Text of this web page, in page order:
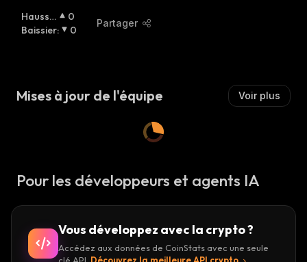
Haussie
R:
0
Baissier: 0
Partager
Mises à jour de l'équipe Voir plus
Pour les développeurs et agents IA
Vous développez avec la crypto ?
Accédez aux données de CoinStats avec une seule